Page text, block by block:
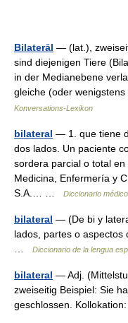
Bilaterāl — (lat.),
sind diejenigen Tiere
in der Medianebene
gleiche (oder
Konversations-Lexikon
bilateral — 1. que tiene
dos lados. Un paciente
sordera parcial o total
Medicina, Enfermería y
S.A.… …
Diccionario médico
bilateral — (De bi y
lados, partes o
…
Diccionario de la lengua
bilateral — Adj.
zweiseitig Beispiel: Sie
geschlossen.